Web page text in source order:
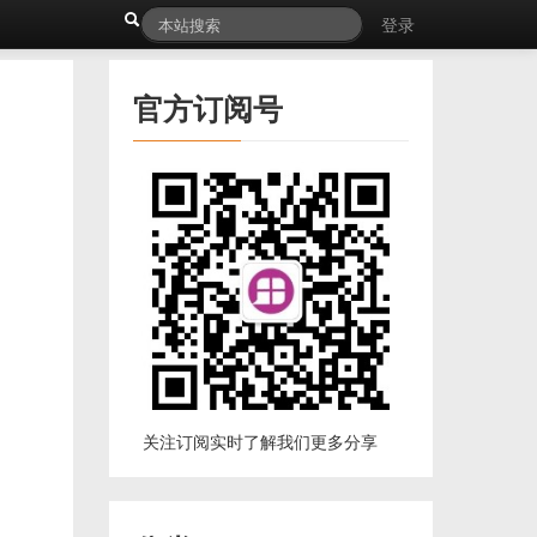
登录
官方订阅号
关注订阅实时了解我们更多分享